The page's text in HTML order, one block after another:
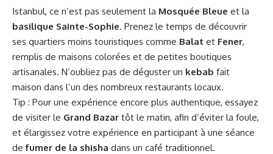
Istanbul, ce n’est pas seulement la Mosquée Bleue et la
basilique Sainte-Sophie. Prenez le temps de découvrir
ses quartiers moins touristiques comme Balat et Fener,
remplis de maisons colorées et de petites boutiques
artisanales. N’oubliez pas de déguster un kebab fait
maison dans l’un des nombreux restaurants locaux.
Tip : Pour une expérience encore plus authentique, essayez
de visiter le Grand Bazar tôt le matin, afin d’éviter la foule,
et élargissez votre expérience en participant à une séance
defumer de la shisha dans un café traditionnel.